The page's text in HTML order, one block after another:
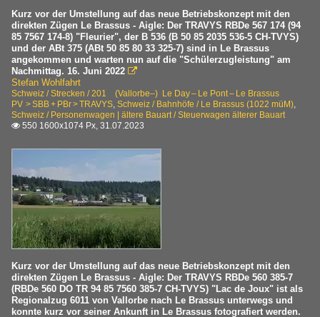
Kurz vor der Umstellung auf das neue Betriebskonzept mit den
direkten Zügen Le Brassus - Aigle: Der TRAVYS RBDe 567 174 (94
85 7567 174-8) "Fleurier", der B 536 (B 50 85 2035 536-5 CH-TVYS)
und der ABt 375 (ABt 50 85 80 33 325-7) sind in Le Brassus
angekommen und warten nun auf die "Schülerzugleistung" am
Nachmittag. 16. Juni 2022 
Stefan Wohlfahrt
Schweiz / Strecken / 201 (Vallorbe–) Le Day – Le Pont – Le Brassus
PV > SBB + PBr > TRAVYS, Schweiz / Bahnhöfe / Le Brassus (1022 müM),
Schweiz / Personenwagen | ältere Bauart / Steuerwagen älterer Bauart
 550 1600x1074 Px, 31.07.2023
Kurz vor der Umstellung auf das neue Betriebskonzept mit den
direkten Zügen Le Brassus - Aigle: Der TRAVYS RBDe 560 385-7
(RBDe 560 DO TR 94 85 7560 385-7 CH-TVYS) "Lac de Joux" ist als
Regionalzug 6011 von Vallorbe nach Le Brassus unterwegs und
konnte kurz vor seiner Ankunft in Le Brassus fotografiert werden.